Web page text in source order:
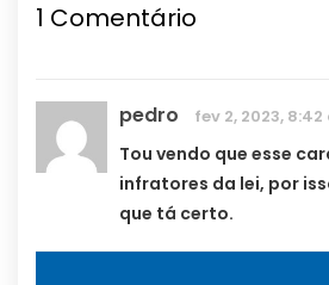
1 Comentário
pedro fev 2, 2023,
Tou vendo que esse
infratores da lei, por
que tá certo.